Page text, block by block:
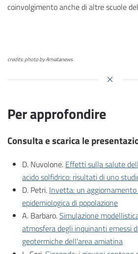
coinvolgimento anche di altre scuole
credits: photo by Amiatanews
Per approfondire
Consulta e scarica le
D. Nuvolone. Effetti sulla salute
acido solfidrico: risultati di uno
D. Petri. Invetta: un aggiornamento
epidemiologica di popolazione
A. Barbaro.Simulazione
atmosfera degli inquinanti emessi
geotermiche dell'area amiatina